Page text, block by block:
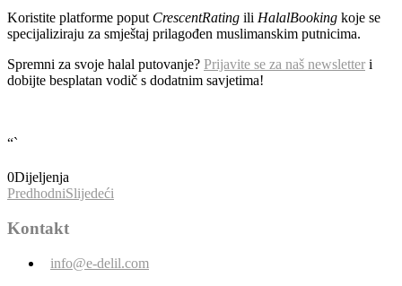
Koristite platforme poput CrescentRating ili HalalBooking koje se
specijaliziraju za smještaj prilagođen muslimanskim putnicima.
Spremni za svoje halal putovanje? Prijavite se za naš newsletter i
dobijte besplatan vodič s dodatnim savjetima!
“`
0Dijeljenja
PredhodniSlijedeći
Kontakt
info@e-delil.com